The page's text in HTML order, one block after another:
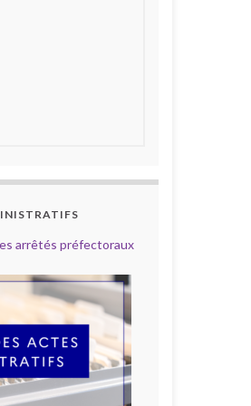
arrêtés préfectoraux